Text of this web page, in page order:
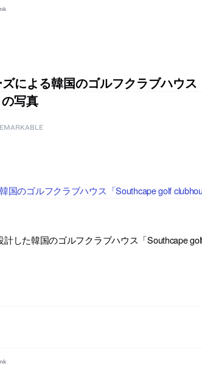
による韓国のゴルフクラブハウ
写真
国のゴルフクラブハウス「Southcape golf
計した韓国のゴルフクラブハウス「Southcape